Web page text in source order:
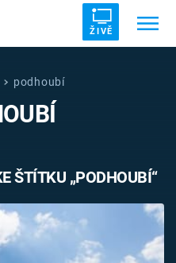
ŽIVĚ
SVĚTOVÁ VÁLKA
podhoubí
ŠTÍTKU „PODHOUBÍ“